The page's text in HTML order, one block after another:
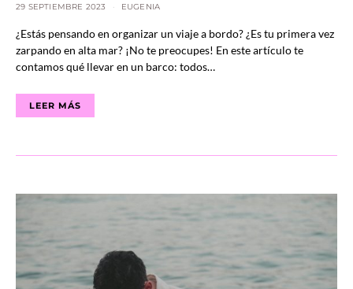
29 SEPTIEMBRE 2023 EUGENIA
¿Estás pensando en organizar un viaje a bordo? ¿Es tu primera vez
zarpando en alta mar? ¡No te preocupes! En este artículo te
contamos qué llevar en un barco: todos…
LEER MÁS